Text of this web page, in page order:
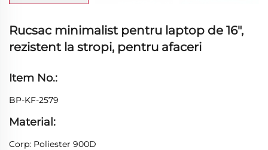
Rucsac minimalist pentru laptop de 16″,
rezistent la stropi, pentru afaceri
Item No.:
BP-KF-2579
Material:
Corp: Poliester 900D